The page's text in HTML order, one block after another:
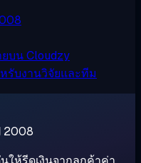
บน Cloudzy
รับงานวิจัยและทีม
2008